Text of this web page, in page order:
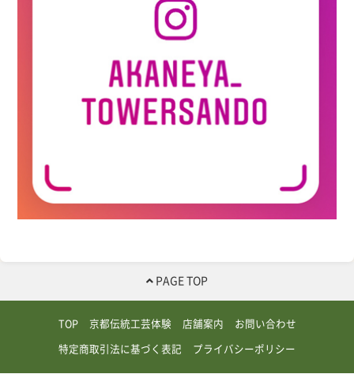
PAGE TOP
TOP 京都伝統工芸体験 店舗案内 お問い合わせ
特定商取引法に基づく表記 プライバシーポリシー